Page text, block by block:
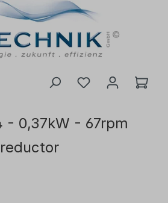
- 0,37kW - 67rpm